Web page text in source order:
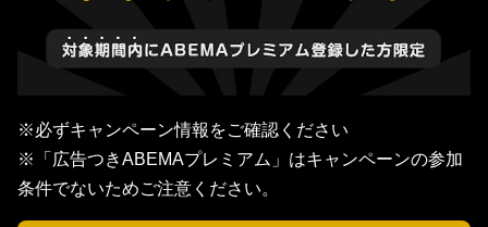
※必ずキャンペーン情報をご確認ください
※「広告つきABEMAプレミアム」はキャンペーンの参加
条件でないためご注意ください。